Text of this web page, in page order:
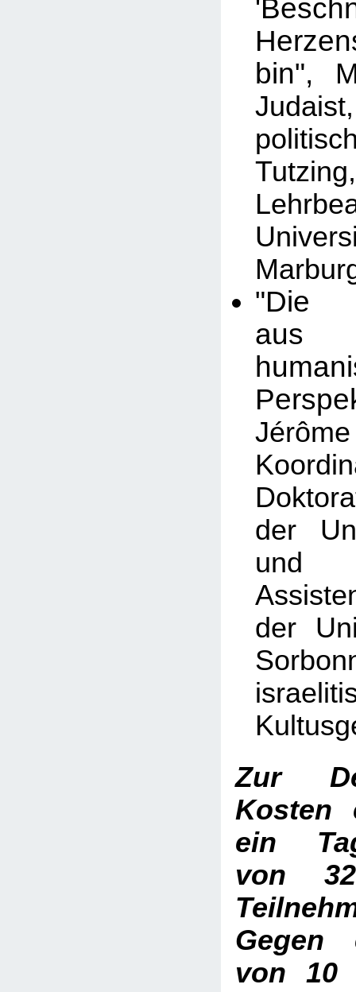
bin",
Tutzing,
"Die
aus
der
und
der
Zur
Kosten
ein
von
Gegen
von 10